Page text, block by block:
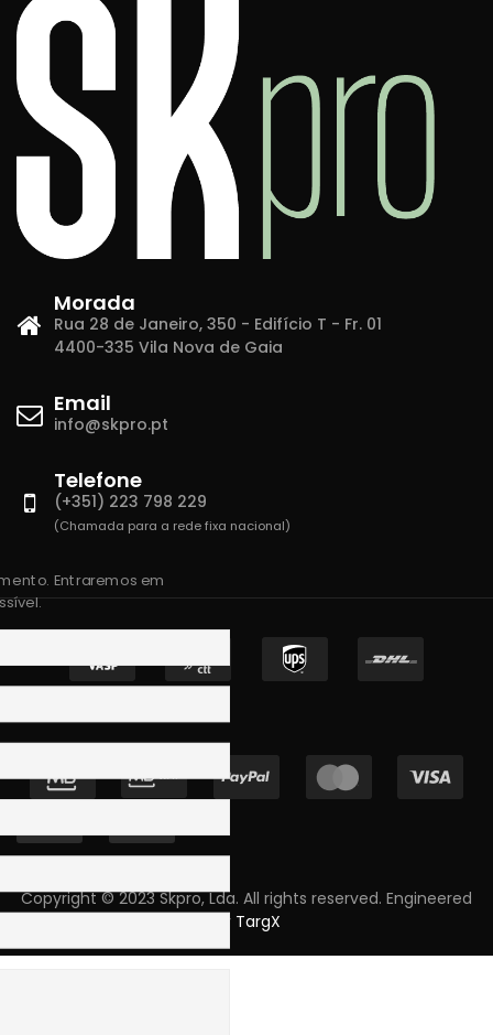
Morada
Rua 28 de Janeiro, 350 - Edifício T - Fr. 01
4400-335 Vila Nova de Gaia
Email
info@skpro.pt
Telefone
(+351) 223 798 229
(Chamada para a rede fixa nacional)
Copyright © 2023 Skpro, Lda. All rights reserved. Engineered
by TargX
Entraremos em